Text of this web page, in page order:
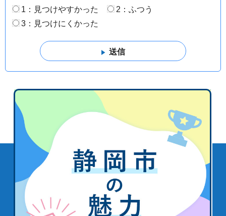
1：見つけやすかった
2：ふつう
3：見つけにくかった